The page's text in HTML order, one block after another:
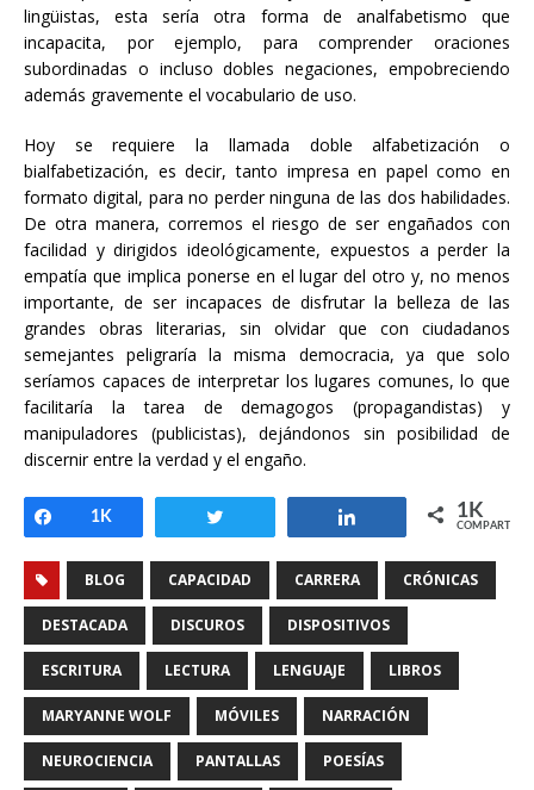
lingüistas, esta sería otra forma de analfabetismo que
incapacita, por ejemplo, para comprender oraciones
subordinadas o incluso dobles negaciones, empobreciendo
además gravemente el vocabulario de uso.
Hoy se requiere la llamada doble alfabetización o
bialfabetización, es decir, tanto impresa en papel como en
formato digital, para no perder ninguna de las dos habilidades.
De otra manera, corremos el riesgo de ser engañados con
facilidad y dirigidos ideológicamente, expuestos a perder la
empatía que implica ponerse en el lugar del otro y, no menos
importante, de ser incapaces de disfrutar la belleza de las
grandes obras literarias, sin olvidar que con ciudadanos
semejantes peligraría la misma democracia, ya que solo
seríamos capaces de interpretar los lugares comunes, lo que
facilitaría la tarea de demagogos (propagandistas) y
manipuladores (publicistas), dejándonos sin posibilidad de
discernir entre la verdad y el engaño.
Compartir
1K Compartir 1K
COMPARTIR
BLOG CAPACIDAD CARRERA CRÓNICAS
DESTACADA DISCUROS DISPOSITIVOS
ESCRITURA LECTURA LENGUAJE LIBROS
MARYANNE WOLF MÓVILES NARRACIÓN
NEUROCIENCIA PANTALLAS POESÍAS